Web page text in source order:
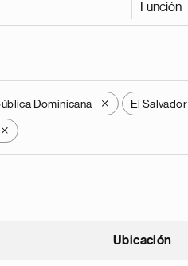
Función
Dominicana X El Salvador
X
Ubicación